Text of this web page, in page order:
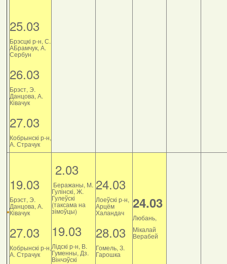
25.03
Брэсцкі р-н, С.
АБрамчук, А.
Сербун
26.03
Брэст, Э.
Данцова, А.
Ківачук
27.03
Кобрынскі р-н,
А. Страчук
19.03
Брэст, Э.
Данцова, А.
Ківачук
27.03
Кобрынскі р-н,
А. Страчук
2.03
Беражаны, М.
Гулінскі, Ж.
Гулеўскі
(таксама на
зімоўцы)
19.03
Лідскі р-н, В.
Гуменны, Дз.
Вінчэўскі
24.03
Лоеўскі р-н,
Арцём
Халандач
28.03
Гомель, З.
Гарошка
24.03
Любань,
Мікалай
Верабей